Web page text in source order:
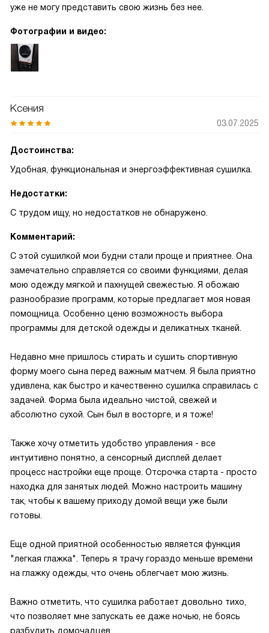
уже не могу представить свою жизнь без нее.
Фотографии и видео:
Ксения
03.07.2025
Достоинства:
Удобная, функциональная и энергоэффективная сушилка.
Недостатки:
С трудом ищу, но недостатков не обнаружено.
Комментарий:
С этой сушилкой мои будни стали проще и приятнее. Она
замечательно справляется со своими функциями, делая
мою одежду мягкой и пахнущей свежестью. Я обожаю
разнообразие программ, которые предлагает моя новая
помощница. Особенно ценю возможность выбора
программы для детской одежды и деликатных тканей.
Недавно мне пришлось стирать и сушить спортивную
форму моего сына перед важным матчем. Я была приятно
удивлена, как быстро и качественно сушилка справилась с
задачей. Форма была идеально чистой, свежей и
абсолютно сухой. Сын был в восторге, и я тоже!
Также хочу отметить удобство управления - все
интуитивно понятно, а сенсорный дисплей делает
процесс настройки еще проще. Отсрочка старта - просто
находка для занятых людей. Можно настроить машину
так, чтобы к вашему приходу домой вещи уже были
готовы.
Еще одной приятной особенностью является функция
"легкая глажка". Теперь я трачу гораздо меньше времени
на глажку одежды, что очень облегчает мою жизнь.
Важно отметить, что сушилка работает довольно тихо,
что позволяет мне запускать ее даже ночью, не боясь
разбудить домочадцев.